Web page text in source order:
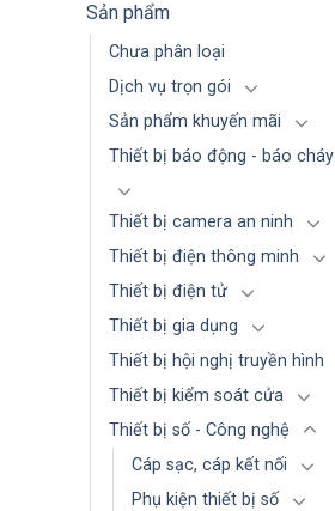
Sản phẩm
Chưa phân loại
Dịch vụ trọn gói
Sản phẩm khuyến mãi
Thiết bị báo động - báo cháy
Thiết bị camera an ninh
Thiết bị điện thông minh
Thiết bị điện tử
Thiết bị gia dụng
Thiết bị hội nghị truyền hình
Thiết bị kiểm soát cửa
Thiết bị số - Công nghệ
Cáp sạc, cáp kết nối
Phụ kiện thiết bị số